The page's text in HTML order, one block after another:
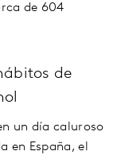
de 604
de
un día caluroso
en España, el